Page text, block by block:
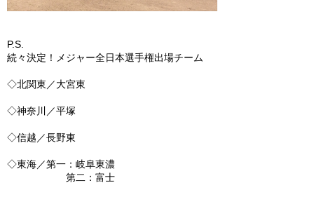
P.S.
続々決定！メジャー全日本選手権出場チーム
◇北関東／大宮東
◇神奈川／平塚
◇信越／長野東
◇東海／第一：岐阜東濃
第二：富士